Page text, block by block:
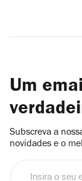
Um
Subscreva a
novidades e o